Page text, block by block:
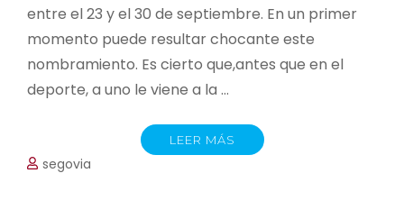
entre el 23 y el 30 de septiembre. En un primer
momento puede resultar chocante este
nombramiento. Es cierto que,antes que en el
deporte, a uno le viene a la …
LEER MÁS
segovia